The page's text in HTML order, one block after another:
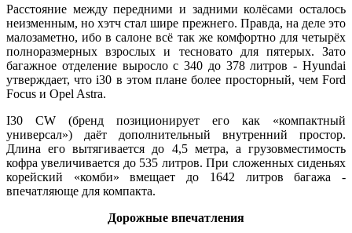
Расстояние между передними и задними колёсами осталось
неизменным, но хэтч стал шире прежнего. Правда, на деле это
малозаметно, ибо в салоне всё так же комфортно для четырёх
полноразмерных взрослых и тесновато для пятерых. Зато
багажное отделение выросло с 340 до 378 литров - Hyundai
утверждает, что i30 в этом плане более просторный, чем Ford
Focus и Opel Astra.
I30 CW (бренд позиционирует его как «компактный
универсал») даёт дополнительный внутренний простор.
Длина его вытягивается до 4,5 метра, а грузовместимость
кофра увеличивается до 535 литров. При сложенных сиденьях
корейский «комби» вмещает до 1642 литров багажа -
впечатляюще для компакта.
Дорожные впечатления